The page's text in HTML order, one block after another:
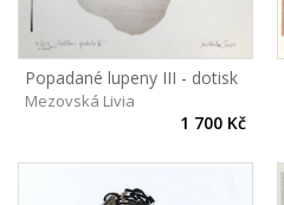
Popadané lupeny III - dotisk
Mezovská Livia
1 700 Kč